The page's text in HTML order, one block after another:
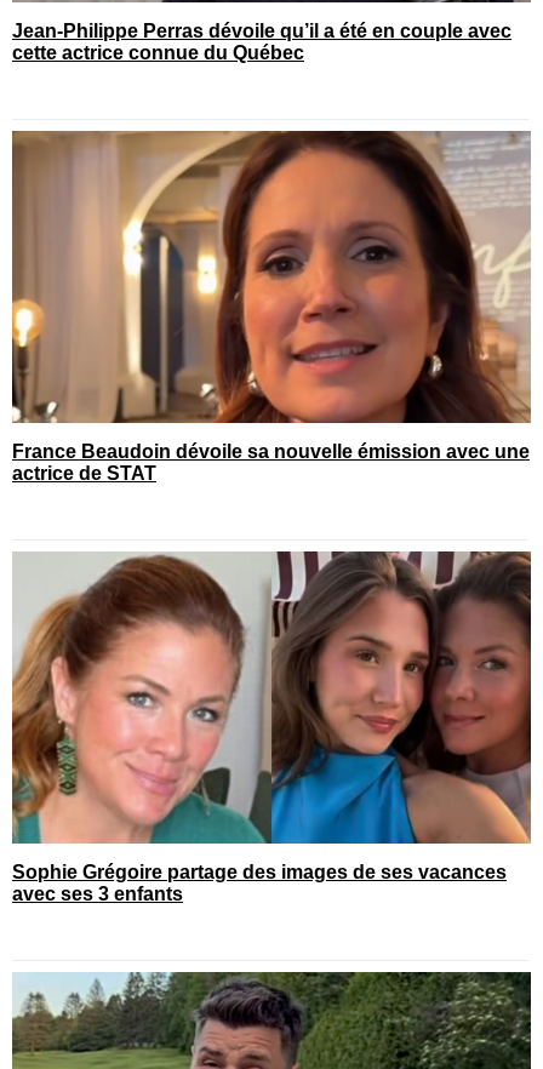
Jean-Philippe Perras dévoile qu’il a été en couple avec
cette actrice connue du Québec
France Beaudoin dévoile sa nouvelle émission avec une
actrice de STAT
Sophie Grégoire partage des images de ses vacances
avec ses 3 enfants